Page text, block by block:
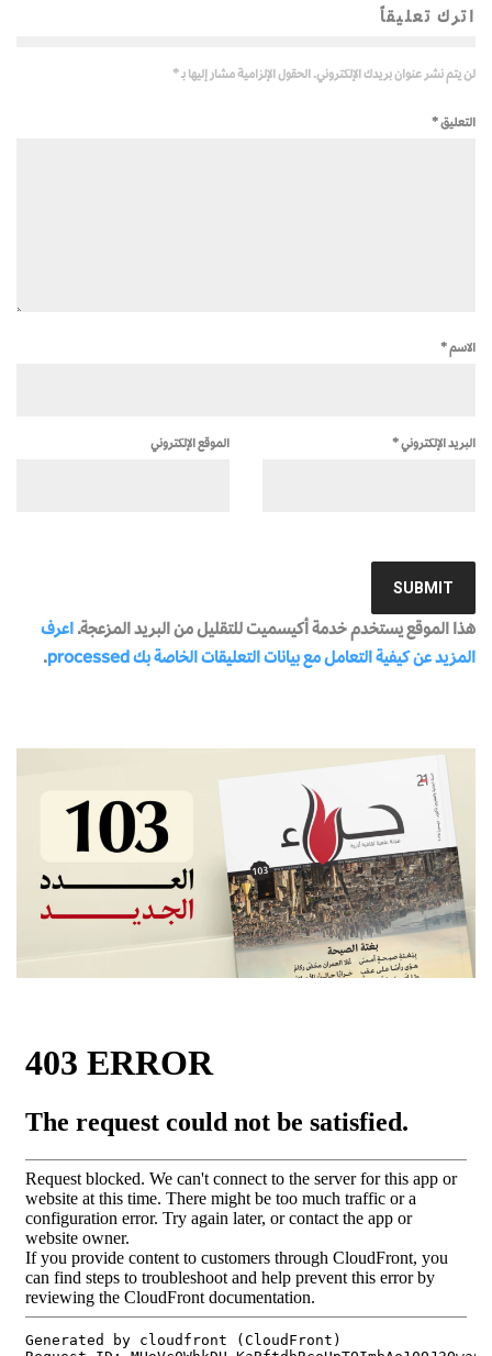
اترك تعليقاً
لن يتم نشر عنوان بريدك الإلكتروني. الحقول الإلزامية مشار إليها بـ*
التعليق*
الاسم*
البريد الإلكتروني* الموقع الإلكتروني
هذا الموقع يستخدم خدمة أكيسميت للتقليل من البريد المزعجة. اعرف
المزيد عن كيفية التعامل مع بيانات التعليقات الخاصة بك processed
.